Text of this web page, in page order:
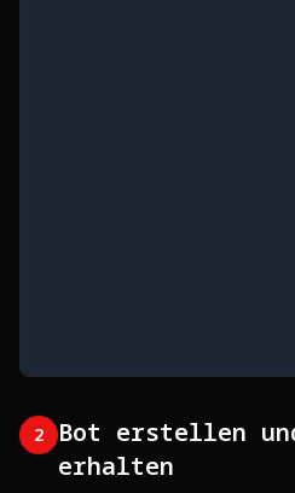
2
Bot erstellen
erhalten